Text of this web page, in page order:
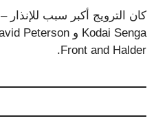
كان الترويج أكبر سبب
Front and Halder.